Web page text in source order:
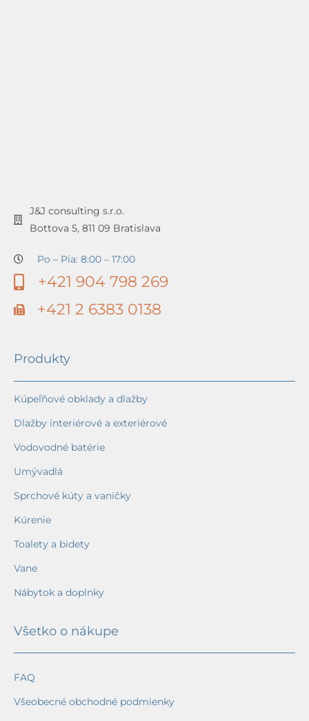
J&J consulting s.r.o.
Bottova 5, 811 09 Bratislava
Po – Pia: 8:00 – 17:00
+421 904 798 269
+421 2 6383 0138
Produkty
Kúpeľňové obklady a dlažby
Dlažby interiérové a exteriérové
Vodovodné batérie
Umývadlá
Sprchové kúty a vaničky
Kúrenie
Toalety a bidety
Vane
Nábytok a doplnky
Všetko o nákupe
FAQ
Všeobecné obchodné podmienky